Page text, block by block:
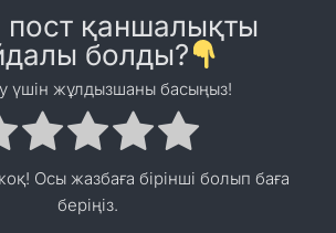
пост қаншалықты
болды?
үшін жұлдызшаны басыңыз!
Осы жазбаға бірінші болып баға
беріңіз.